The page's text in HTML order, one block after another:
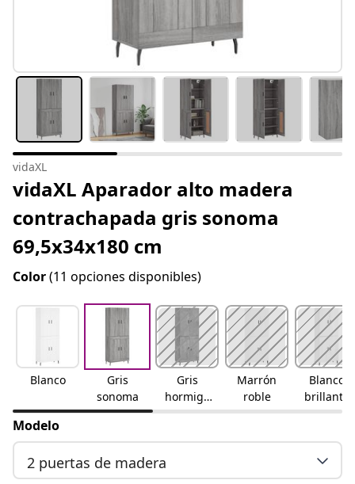
vidaXL
vidaXL Aparador alto madera
contrachapada gris sonoma
69,5x34x180 cm
Color(11 opciones disponibles)
Blanco
Gris
sonoma
Gris
hormigó
n
Marrón
roble
Blanco
brillante
Modelo
2 puertas de madera